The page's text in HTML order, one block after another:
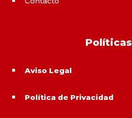
Políticas
^ Aviso Legal
^ Política de Privacidad